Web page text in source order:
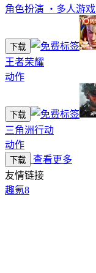
角色扮演
・ 多人游戏
下载
王者荣耀
动作
下载
三角洲行动
动作
下载
查看更多
友情链接
趣氪8